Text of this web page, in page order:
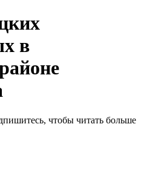
в
чтобы читать больше